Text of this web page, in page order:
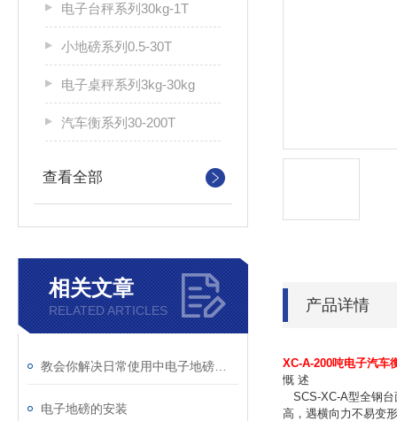
电子台秤系列30kg-1T
小地磅系列0.5-30T
电子桌秤系列3kg-30kg
汽车衡系列30-200T
查看全部
相关文章
RELATED ARTICLES
电子地磅的安装
产品详情
XC-A-200吨电子汽车
慨 述
SCS-XC-A型全钢台
高，遇横向力不易变